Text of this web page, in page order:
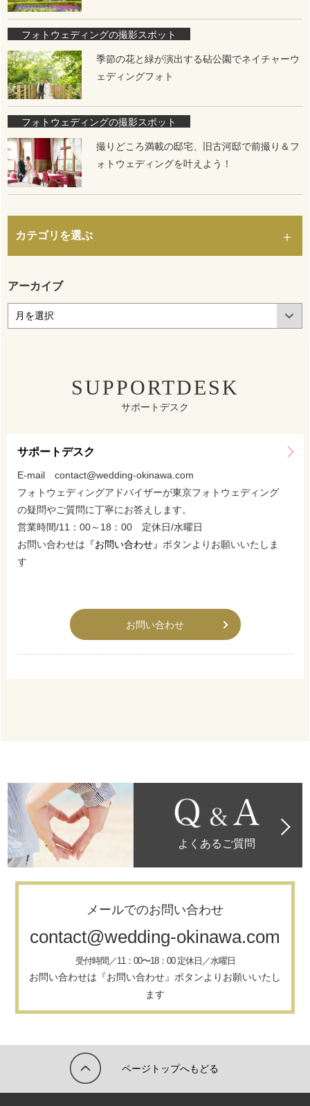
フォトウェディングの撮影スポット
季節の花と緑が演出する砧公園でネイチャーウ
ェディングフォト
フォトウェディングの撮影スポット
撮りどころ満載の邸宅、旧古河邸で前撮り＆フ
ォトウェディングを叶えよう！
カテゴリを選ぶ
アーカイブ
SUPPORTDESK
サポートデスク
サポートデスク
E-mail contact@wedding-okinawa.com
フォトウェディングアドバイザーが東京フォトウェディング
の疑問やご質問に丁寧にお答えします。
営業時間/11：00～18：00 定休日/水曜日
お問い合わせは 『お問い合わせ』 ボタンよりお願いいたしま
す
お問い合わせ
よくあるご質問
メールでのお問い合わせ
contact@wedding-okinawa.com
受付時間／11：00〜18：00 定休日／水曜日
お問い合わせは『お問い合わせ』ボタンよりお願いいたし
ます
ページトップへもどる